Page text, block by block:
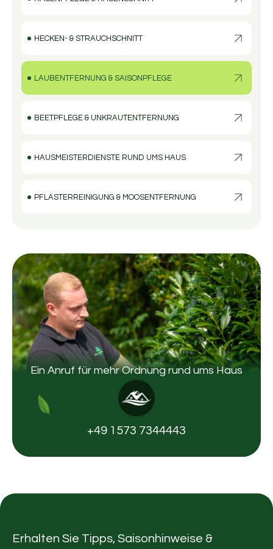
HECKEN- & STRAUCHSCHNITT
LAUBENTFERNUNG & SAISONPFLEGE
BEETPFLEGE & UNKRAUTENTFERNUNG
HAUSMEISTERDIENSTE RUND UMS HAUS
PFLASTERREINIGUNG & MOOSENTFERNUNG
Ein Anruf für mehr Ordnung rund ums Haus
+49 1573 7344443
Erhalten Sie Tipps, Saisonhinweise &